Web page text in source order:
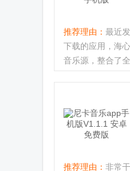
推荐理由： 最近
下载的应用，海
音乐源，整合了
推荐理由： 非常